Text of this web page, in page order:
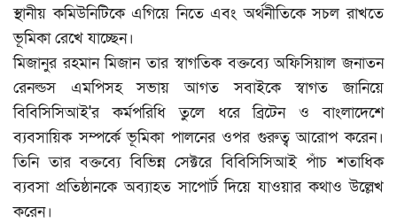
স্থানীয় কমিউনিটিকে এগিয়ে নিতে এবং অর্থনীতিকে সচল রাখতে
ভূমিকা রেখে যাচ্ছেন।
মিজানুর রহমান মিজান তার স্বাগতিক বক্তব্যে অফিসিয়াল জনাতন
রেনল্ডস এমপিসহ সভায় আগত সবাইকে স্বাগত জানিয়ে
বিবিসিসিআই'র কর্মপরিধি তুলে ধরে ব্রিটেন ও বাংলাদেশে
ব্যবসায়িক সম্পর্কে ভূমিকা পালনের ওপর গুরুত্ব আরোপ করেন।
তিনি তার বক্তব্যে বিভিন্ন সেক্টরে বিবিসিসিআই পাঁচ শতাধিক
ব্যবসা প্রতিষ্ঠানকে অব্যাহত সাপোর্ট দিয়ে যাওয়ার কথাও উল্লেখ
করেন।